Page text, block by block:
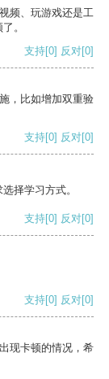
频、玩游戏还是工
。
支持[0] 反对[0]
，比如增加双重验
支持[0] 反对[0]
择学习方式。
支持[0] 反对[0]
支持[0] 反对[0]
现卡顿的情况，希